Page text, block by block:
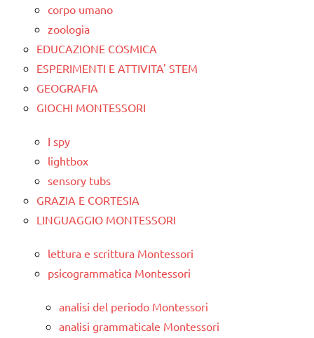
corpo umano
zoologia
EDUCAZIONE COSMICA
ESPERIMENTI E ATTIVITA' STEM
GEOGRAFIA
GIOCHI MONTESSORI
I spy
lightbox
sensory tubs
GRAZIA E CORTESIA
LINGUAGGIO MONTESSORI
lettura e scrittura Montessori
psicogrammatica Montessori
analisi del periodo Montessori
analisi grammaticale Montessori